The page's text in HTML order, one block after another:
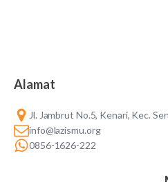
Alamat
Jl. Jambrut No.5, Kenari, Kec.
info@lazismu.org
0856-1626-222